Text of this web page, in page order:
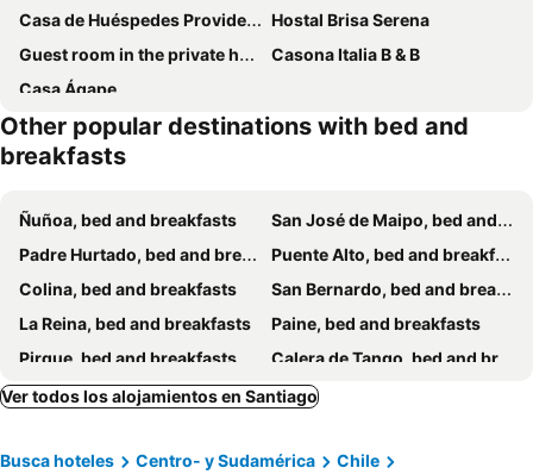
Casa de Huéspedes Providencia Baquedano
Hostal Brisa Serena
Guest room in the private home of an artist
Casona Italia B & B
Casa Ágape
Other popular destinations with bed and
breakfasts
Ñuñoa, bed and breakfasts
San José de Maipo, bed and breakfasts
Padre Hurtado, bed and breakfasts
Puente Alto, bed and breakfasts
Colina, bed and breakfasts
San Bernardo, bed and breakfasts
La Reina, bed and breakfasts
Paine, bed and breakfasts
Pirque, bed and breakfasts
Calera de Tango, bed and breakfasts
Lampa, bed and breakfasts
Tiltil, bed and breakfasts
Curacaví, bed and breakfasts
Ver todos los alojamientos en Santiago
Busca hoteles Centro- y Sudamérica
Chile